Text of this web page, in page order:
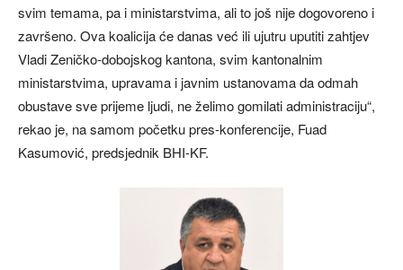
svim temama, pa i ministarstvima, ali to još nije dogovoreno i
završeno. Ova koalicija će danas već ili ujutru uputiti zahtjev
Vladi Zeničko-dobojskog kantona, svim kantonalnim
ministarstvima, upravama i javnim ustanovama da odmah
obustave sve prijeme ljudi, ne želimo gomilati administraciju“,
rekao je, na samom početku pres-konferencije, Fuad
Kasumović, predsjednik BHI-KF.